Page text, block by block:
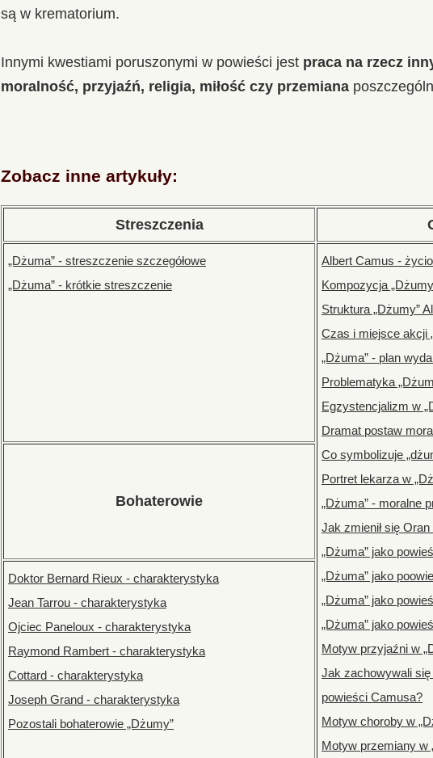
są w krematorium.
Innymi kwestiami poruszonymi w powieści jest praca na rzecz
moralność, przyjaźń, religia, miłość czy przemiana
Zobacz inne artykuły:
Streszczenia
„Dżuma” - streszczenie szczegółowe
„Dżuma” - krótkie streszczenie
Albert Camus -
Kompozycja
Struktura „Dżumy”
Czas i miejsce akcji
„Dżuma” - plan
Problematyka
Egzystencjalizm w
Dramat postaw
Co symbolizuje
Portret lekarza w
„Dżuma” - moralne
Jak zmienił się
„Dżuma” jako
„Dżuma” jako
„Dżuma” jako
„Dżuma” jako
Motyw przyjaźni w
Jak zachowywali
powieści Camusa?
Motyw choroby w
Motyw przemiany w
Bohaterowie
Doktor Bernard Rieux - charakterystyka
Jean Tarrou - charakterystyka
Ojciec Paneloux - charakterystyka
Raymond Rambert - charakterystyka
Cottard - charakterystyka
Joseph Grand - charakterystyka
Pozostali bohaterowie „Dżumy”